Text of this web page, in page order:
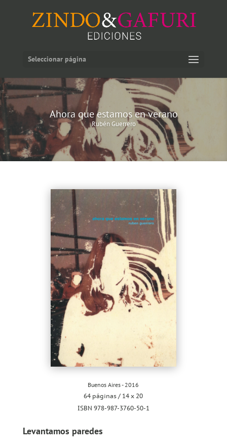
Seleccionar página
Ahora que estamos en verano
Rubén Guerrero
Buenos Aires - 2016
64 páginas / 14 x 20
ISBN 978-987-3760-50-1
Levantamos paredes